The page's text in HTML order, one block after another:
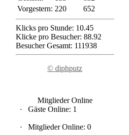
Vorgestern: 220 652
Klicks pro Stunde: 10.45
Klicke pro Besucher: 88.92
Besucher Gesamt: 111938
© diphputz
Mitglieder Online
·
Gäste Online: 1
· Mitglieder Online: 0